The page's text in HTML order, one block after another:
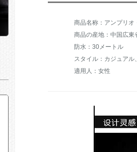
商品の産地：中国広東
防水：30メートル
適用人：女性